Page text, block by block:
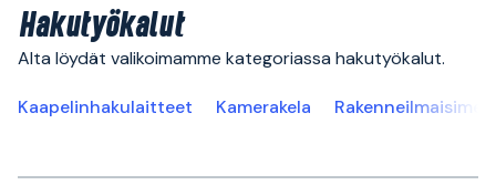
Hakutyökalut
Alta löydät valikoimamme kategoriassa hakutyökalut.
Kaapelinhakulaitteet Kamerakela Rakenneilmaisimet